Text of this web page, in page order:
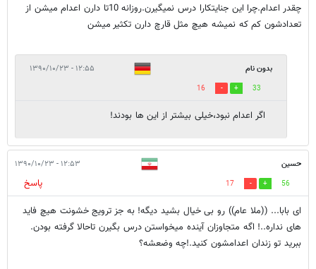
چقدر اعدام.چرا این جنایتکارا درس نمیگیرن.روزانه 10تا دارن اعدام میشن از
تعدادشون کم که نمیشه هیچ مثل قارچ دارن تکثیر میشن
بدون نام ۱۲:۵۵ - ۱۳۹۰/۱۰/۲۳
33
16
اگر اعدام نبود،خیلی بیشتر از این ها بودند!
حسین ۱۲:۵۳ - ۱۳۹۰/۱۰/۲۳
56
17
پاسخ
ای بابا... ((ملا عام)) رو بی خیال بشید دیگه! به جز ترویج خشونت هیچ فاید
های نداره..! اگه متجاوزان آینده میخواستن درس بگیرن تاحالا گرفته بودن.
ببرید تو زندان اعدامشون کنید.!چه وضعشه؟